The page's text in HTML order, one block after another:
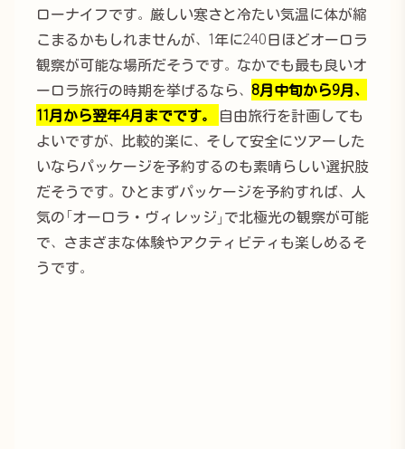
ローナイフです。厳しい寒さと冷たい気温に体が縮
こまるかもしれませんが、1年に240日ほどオーロラ
観察が可能な場所だそうです。なかでも最も良いオ
ーロラ旅行の時期を挙げるなら、 8月中旬から9月、
11月から翌年4月までです。 自由旅行を計画しても
よいですが、比較的楽に、そして安全にツアーした
いならパッケージを予約するのも素晴らしい選択肢
だそうです。ひとまずパッケージを予約すれば、人
気の「オーロラ・ヴィレッジ」で北極光の観察が可能
で、さまざまな体験やアクティビティも楽しめるそ
うです。